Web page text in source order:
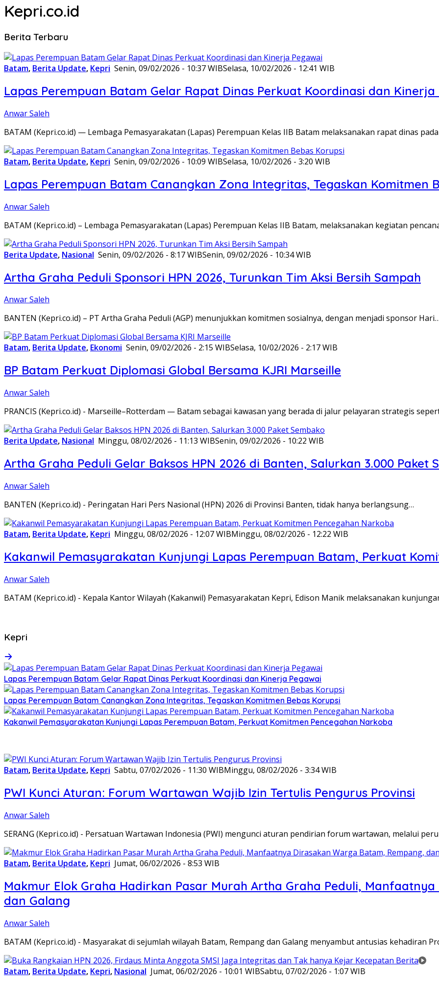
Kepri.co.id
Berita Terbaru
Batam, Berita Update, Kepri Senin, 09/02/2026 - 10:37 WIBSelasa, 10/02/2026 - 12:41 WIB
Lapas Perempuan Batam Gelar Rapat Dinas Perkuat Koordinasi dan Kinerja
Anwar Saleh
BATAM (Kepri.co.id) — Lembaga Pemasyarakatan (Lapas) Perempuan Kelas IIB Batam melaksanakan rapat dinas
Batam, Berita Update, Kepri Senin, 09/02/2026 - 10:09 WIBSelasa, 10/02/2026 - 3:20 WIB
Lapas Perempuan Batam Canangkan Zona Integritas, Tegaskan Komitmen
Anwar Saleh
BATAM (Kepri.co.id) – Lembaga Pemasyarakatan (Lapas) Perempuan Kelas IIB Batam, melaksanakan kegiatan
Berita Update, Nasional Senin, 09/02/2026 - 8:17 WIBSenin, 09/02/2026 - 10:34 WIB
Artha Graha Peduli Sponsori HPN 2026, Turunkan Tim Aksi Bersih Sampah
Anwar Saleh
BANTEN (Kepri.co.id) – PT Artha Graha Peduli (AGP) menunjukkan komitmen sosialnya, dengan menjadi sponsor Hari…
Batam, Berita Update, Ekonomi Senin, 09/02/2026 - 2:15 WIBSelasa, 10/02/2026 - 2:17 WIB
BP Batam Perkuat Diplomasi Global Bersama KJRI Marseille
Anwar Saleh
PRANCIS (Kepri.co.id) - Marseille–Rotterdam — Batam sebagai kawasan yang berada di jalur pelayaran strategis
Berita Update, Nasional Minggu, 08/02/2026 - 11:13 WIBSenin, 09/02/2026 - 10:22 WIB
Artha Graha Peduli Gelar Baksos HPN 2026 di Banten, Salurkan 3.000 Paket
Anwar Saleh
BANTEN (Kepri.co.id) - Peringatan Hari Pers Nasional (HPN) 2026 di Provinsi Banten, tidak hanya berlangsung…
Batam, Berita Update, Kepri Minggu, 08/02/2026 - 12:07 WIBMinggu, 08/02/2026 - 12:22 WIB
Kakanwil Pemasyarakatan Kunjungi Lapas Perempuan Batam, Perkuat
Anwar Saleh
BATAM (Kepri.co.id) - Kepala Kantor Wilayah (Kakanwil) Pemasyarakatan Kepri, Edison Manik melaksanakan
Kepri
Lapas Perempuan Batam Gelar Rapat Dinas Perkuat Koordinasi dan Kinerja Pegawai
Lapas Perempuan Batam Canangkan Zona Integritas, Tegaskan Komitmen Bebas Korupsi
Kakanwil Pemasyarakatan Kunjungi Lapas Perempuan Batam, Perkuat Komitmen Pencegahan Narkoba
Batam, Berita Update, Kepri Sabtu, 07/02/2026 - 11:30 WIBMinggu, 08/02/2026 - 3:34 WIB
PWI Kunci Aturan: Forum Wartawan Wajib Izin Tertulis Pengurus Provinsi
Anwar Saleh
SERANG (Kepri.co.id) - Persatuan Wartawan Indonesia (PWI) mengunci aturan pendirian forum wartawan, melalui
Batam, Berita Update, Kepri Jumat, 06/02/2026 - 8:53 WIB
Makmur Elok Graha Hadirkan Pasar Murah Artha Graha Peduli,
dan Galang
Anwar Saleh
BATAM (Kepri.co.id) - Masyarakat di sejumlah wilayah Batam, Rempang dan Galang menyambut antusias kehadiran
Batam, Berita Update, Kepri, Nasional Jumat, 06/02/2026 - 10:01 WIBSabtu, 07/02/2026 - 1:07 WIB